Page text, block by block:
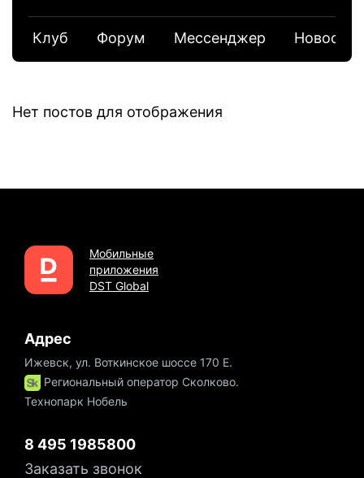
Клуб Форум Мессенджер Новости
Нет постов для отображения
Мобильные
приложения
DST Global
Адрес
Ижевск, ул. Воткинское шоссе 170 Е.
Региональный оператор Сколково.
Технопарк Нобель
8 495 1985800
Заказать звонок